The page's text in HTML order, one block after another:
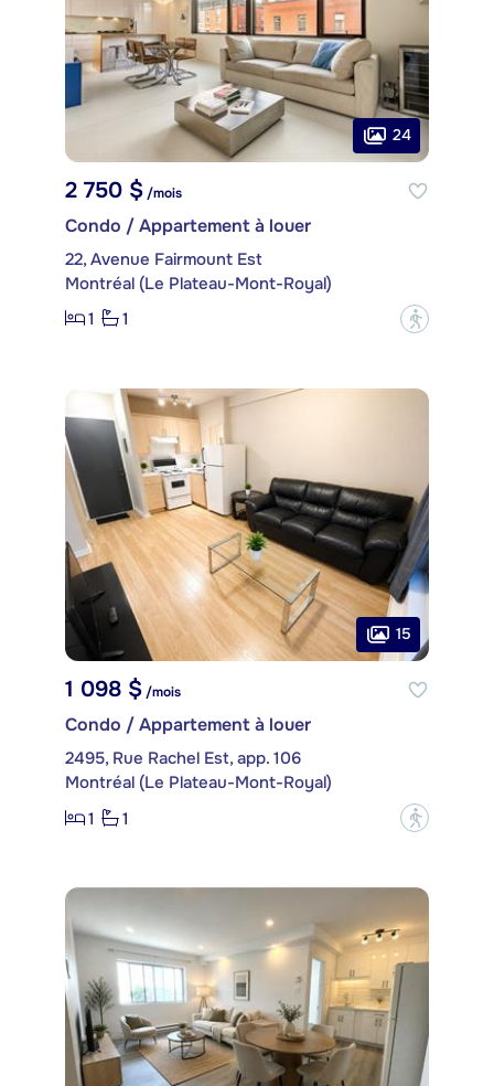
24
2 750 $ /mois
Condo / Appartement à louer
22, Avenue Fairmount Est
Montréal (Le Plateau-Mont-Royal)
1
1 ?
15
1 098 $/mois
Condo / Appartement à louer
2495, Rue Rachel Est, app. 106
Montréal (Le Plateau-Mont-Royal)
1
1 ?